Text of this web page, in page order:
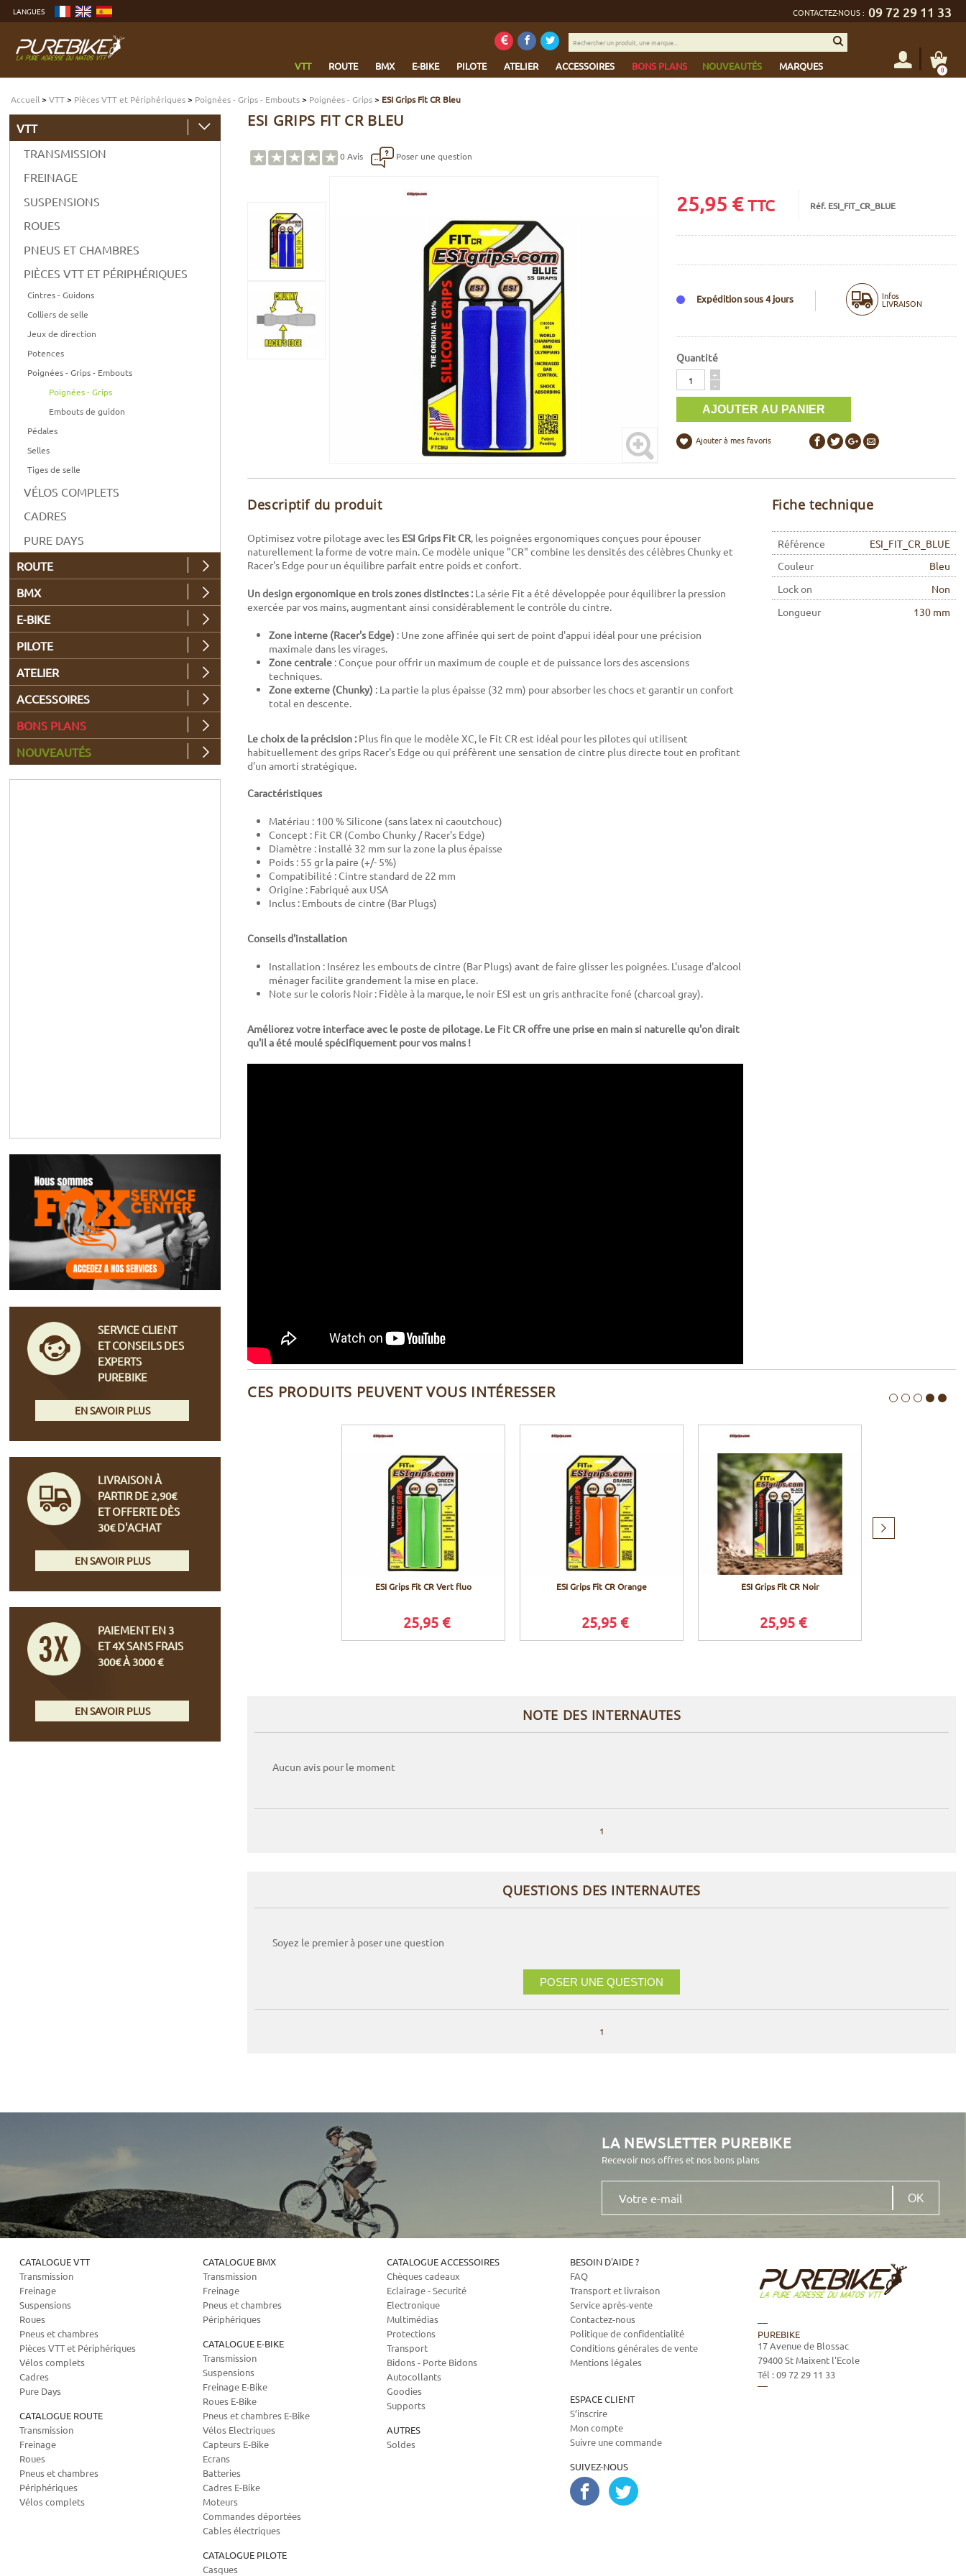
contenu
menu
Aller
CONTACTEZ-NOUS : 09 72 29 11 33
LANGUES
VTT ROUTE BMX E-BIKE PILOTE ATELIER ACCESSOIRES BONS PLANS NOUVEAUTÉS MARQUES
Rechercher
un
une
marque...
0
Accueil >VTT> Pièces VTT et Périphériques> Poignées - Grips - Embouts> Poignées - Grips> ESI Grips Fit CR Bleu
ESI GRIPS FIT CR BLEU
0 Avis Poser une question
25,95 € TTC Réf. ESI_FIT_CR_BLUE
Expédition sous 4 jours Infos
LIVRAISON
Quantité
Quantité
+
-
Ajouter à mes favoris
Descriptif du produit
Optimisez votre pilotage avec les ESI Grips Fit CR, les poignées ergonomiques conçues pour épouser
naturellement la forme de votre main. Ce modèle unique "CR" combine les densités des célèbres Chunky et
Racer's Edge pour un équilibre parfait entre poids et confort.
Un design ergonomique en trois zones distinctes : La série Fit a été développée pour équilibrer la pression
exercée par vos mains, augmentant ainsi considérablement le contrôle du cintre.
Zone interne (Racer's Edge) : Une zone affinée qui sert de point d'appui idéal pour une précision
maximale dans les virages.
Zone centrale : Conçue pour offrir un maximum de couple et de puissance lors des ascensions
techniques.
Zone externe (Chunky) : La partie la plus épaisse (32 mm) pour absorber les chocs et garantir un confort
total en descente.
Le choix de la précision : Plus fin que le modèle XC, le Fit CR est idéal pour les pilotes qui utilisent
habituellement des grips Racer's Edge ou qui préfèrent une sensation de cintre plus directe tout en profitant
d'un amorti stratégique.
Caractéristiques
Matériau : 100 % Silicone (sans latex ni caoutchouc)
Concept : Fit CR (Combo Chunky / Racer's Edge)
Diamètre : installé 32 mm sur la zone la plus épaisse
Poids : 55 gr la paire (+/- 5%)
Compatibilité : Cintre standard de 22 mm
Origine : Fabriqué aux USA
Inclus : Embouts de cintre (Bar Plugs)
Conseils d'installation
Installation : Insérez les embouts de cintre (Bar Plugs) avant de faire glisser les poignées. L'usage d'alcool
ménager facilite grandement la mise en place.
Note sur le coloris Noir : Fidèle à la marque, le noir ESI est un gris anthracite foné (charcoal gray).
Améliorez votre interface avec le poste de pilotage. Le Fit CR offre une prise en main si naturelle qu'on dirait
qu'il a été moulé spécifiquement pour vos mains !
Fiche technique
Référence
ESI_FIT_CR_BLUE
Couleur
Bleu
Lock on
Non
Longueur
130 mm
CES PRODUITS PEUVENT VOUS INTÉRESSER
ESI Grips Fit CR Vert fluo
25,95 €
ESI Grips Fit CR Orange
25,95 €
ESI Grips Fit CR Noir
25,95 €
suivant
NOTE DES INTERNAUTES
Aucun avis pour le moment
1
QUESTIONS DES INTERNAUTES
Soyez le premier à poser une question
POSER UNE QUESTION
1
VTT
TRANSMISSION
FREINAGE
SUSPENSIONS
ROUES
PNEUS ET CHAMBRES
PIÈCES VTT ET PÉRIPHÉRIQUES
Cintres - Guidons
Colliers de selle
Jeux de direction
Potences
Poignées - Grips - Embouts
Poignées - Grips
Embouts de guidon
Pédales
Selles
Tiges de selle
VÉLOS COMPLETS
CADRES
PURE DAYS
ROUTE
BMX
E-BIKE
PILOTE
ATELIER
ACCESSOIRES
BONS PLANS
NOUVEAUTÉS
SERVICE CLIENT
ET CONSEILS DES
EXPERTS
PUREBIKE
EN SAVOIR PLUS
LIVRAISON À
PARTIR DE 2,90€
ET OFFERTE DÈS
30€ D'ACHAT
EN SAVOIR PLUS
PAIEMENT EN 3
ET 4X SANS FRAIS
300€ À 3000 €
EN SAVOIR PLUS
LA NEWSLETTER PUREBIKE
Recevoir nos offres et nos bons plans
Votre
mail
CATALOGUE VTT
Transmission
Freinage
Suspensions
Roues
Pneus et chambres
Pièces VTT et Périphériques
Vélos complets
Cadres
Pure Days
CATALOGUE ROUTE
Transmission
Freinage
Roues
Pneus et chambres
Périphériques
Vélos complets
CATALOGUE BMX
Transmission
Freinage
Pneus et chambres
Périphériques
CATALOGUE E-BIKE
Transmission
Suspensions
Freinage E-Bike
Roues E-Bike
Pneus et chambres E-Bike
Vélos Electriques
Capteurs E-Bike
Ecrans
Batteries
Cadres E-Bike
Moteurs
Commandes déportées
Cables électriques
CATALOGUE PILOTE
Casques
CATALOGUE ACCESSOIRES
Chèques cadeaux
Eclairage - Securité
Electronique
Multimédias
Protections
Transport
Bidons - Porte Bidons
Autocollants
Goodies
Supports
AUTRES
Soldes
BESOIN D'AIDE ?
FAQ
Transport et livraison
Service après-vente
Contactez-nous
Politique de confidentialité
Conditions générales de vente
Mentions légales
ESPACE CLIENT
S’inscrire
Mon compte
Suivre une commande
SUIVEZ-NOUS
PUREBIKE
17 Avenue de Blossac
79400St Maixent l'Ecole
Tél :09 72 29 11 33